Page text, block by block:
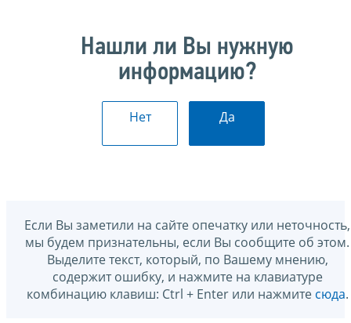
Нашли ли Вы нужную
информацию?
Нет Да
Если Вы заметили на сайте опечатку или неточность,
мы будем признательны, если Вы сообщите об этом.
Выделите текст, который, по Вашему мнению,
содержит ошибку, и нажмите на клавиатуре
комбинацию клавиш: Ctrl + Enter или нажмите сюда.